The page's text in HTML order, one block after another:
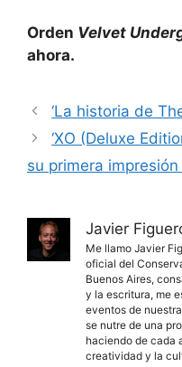
Orden Velvet
ahora.
‘La historia de
‘XO (Deluxe
su primera
Javier
Me llamo Javier
oficial del
Buenos Aires,
y la escritura, me
eventos de
se nutre de una
haciendo de cada
creatividad y la